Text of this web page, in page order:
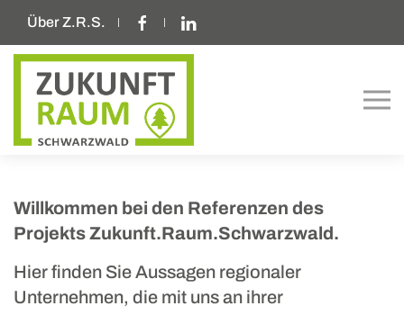
Über Z.R.S.
Willkommen bei den Referenzen des
Projekts Zukunft.Raum.Schwarzwald.
Hier finden Sie Aussagen regionaler
Unternehmen, die mit uns an ihrer